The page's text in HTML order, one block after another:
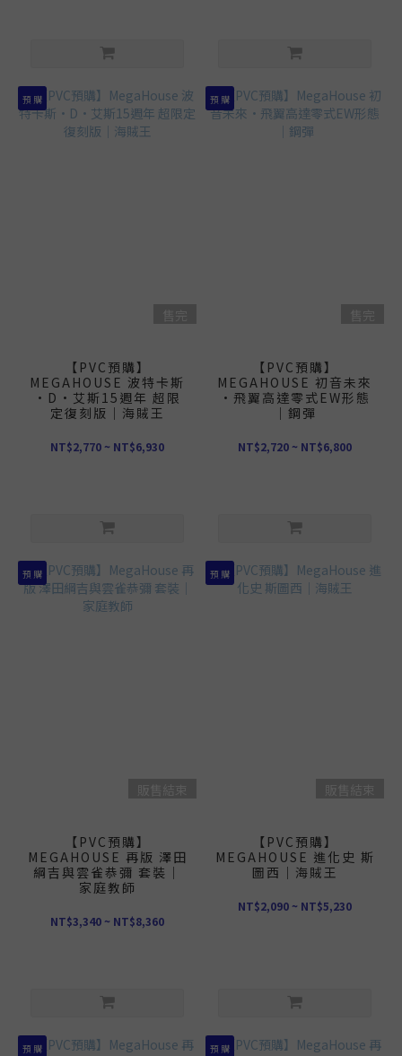
預 購
【PVC預購】
MEGAHOUSE 波特卡斯
·D·艾斯15週年 超限
定復刻版｜海賊王
NT$2,770 ~ NT$6,930
預 購
【PVC預購】
MEGAHOUSE 初音未來
·飛翼高達零式EW形態
｜鋼彈
NT$2,720 ~ NT$6,800
預 購
【PVC預購】
MEGAHOUSE 再版 澤田
綱吉與雲雀恭彌 套裝｜
家庭教師
NT$3,340 ~ NT$8,360
預 購
【PVC預購】
MEGAHOUSE 進化史 斯
圖西｜海賊王
NT$2,090 ~ NT$5,230
預 購 預 購